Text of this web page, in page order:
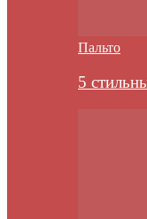
Пальто
5